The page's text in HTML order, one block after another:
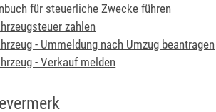
für steuerliche Zwecke führen
zahlen
- Ummeldung nach Umzug beantragen
- Verkauf melden